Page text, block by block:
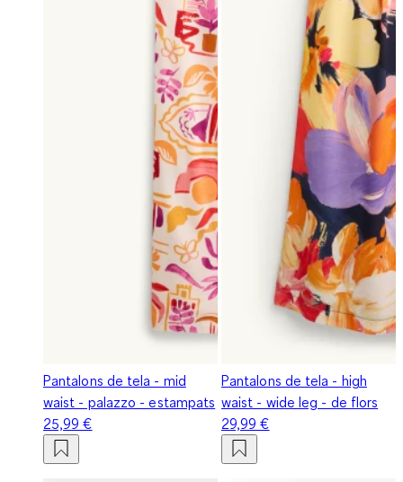
Pantalons de tela - mid
waist - palazzo - estampats
25,99 €
Pantalons de tela - high
waist - wide leg - de flors
29,99 €